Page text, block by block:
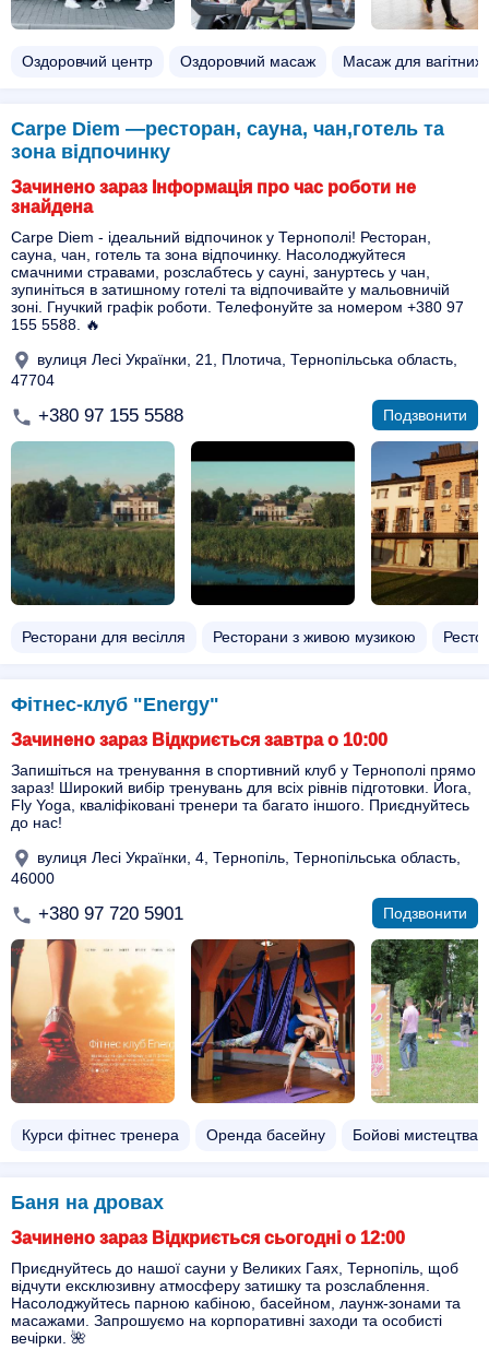
Оздоровчий центр Оздоровчий масаж Масаж для вагітних
Carpe Diem —ресторан, сауна, чан,готель та
зона відпочинку
Зачинено зараз Інформація про час роботи не
знайдена
Carpe Diem - ідеальний відпочинок у Тернополі! Ресторан,
сауна, чан, готель та зона відпочинку. Насолоджуйтеся
смачними стравами, розслабтесь у сауні, зануртесь у чан,
зупиніться в затишному готелі та відпочивайте у мальовничій
зоні. Гнучкий графік роботи. Телефонуйте за номером +380 97
155 5588. 🔥
вулиця Лесі Українки, 21, Плотича, Тернопільська область,
47704
+380 97 155 5588 Подзвонити
Ресторани для весілля Ресторани з живою музикою
Фітнес-клуб "Energy"
Зачинено зараз Відкриється завтра о 10:00
Запишіться на тренування в спортивний клуб у Тернополі прямо
зараз! Широкий вибір тренувань для всіх рівнів підготовки. Йога,
Fly Yoga, кваліфіковані тренери та багато іншого. Приєднуйтесь
до нас!
вулиця Лесі Українки, 4, Тернопіль, Тернопільська область,
46000
+380 97 720 5901 Подзвонити
Курси фітнес тренера Оренда басейну Бойові мистецтва
Баня на дровах
Зачинено зараз Відкриється сьогодні о 12:00
Приєднуйтесь до нашої сауни у Великих Гаях, Тернопіль, щоб
відчути ексклюзивну атмосферу затишку та розслаблення.
Насолоджуйтесь парною кабіною, басейном, лаунж-зонами та
масажами. Запрошуємо на корпоративні заходи та особисті
вечірки. 🌺